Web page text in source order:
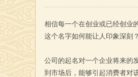
相信每一个在创业或已经创业
这个名字如何能让人印象深刻
公司的起名对一个企业将来的
到市场后，能够引起消费者对